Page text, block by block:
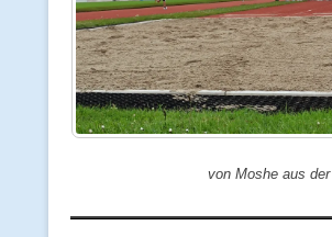
von Moshe aus